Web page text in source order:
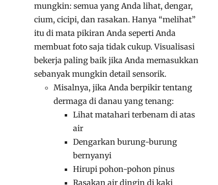
mungkin: semua yang Anda lihat, dengar,
cium, cicipi, dan rasakan. Hanya “melihat”
itu di mata pikiran Anda seperti Anda
membuat foto saja tidak cukup. Visualisasi
bekerja paling baik jika Anda memasukkan
sebanyak mungkin detail sensorik.
Misalnya, jika Anda berpikir tentang
dermaga di danau yang tenang:
Lihat matahari terbenam di atas
air
Dengarkan burung-burung
bernyanyi
Hirupi pohon-pohon pinus
Rasakan air dingin di kaki